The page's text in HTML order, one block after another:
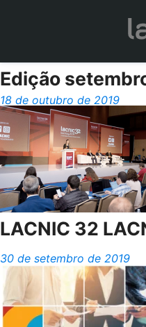
Edição
18 de outubro de 2019
LACNIC 32
30 de setembro de 2019